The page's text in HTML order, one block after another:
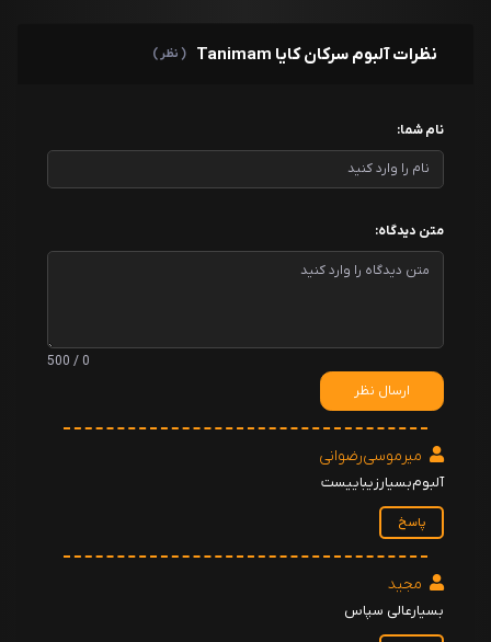
نظرات آلبوم سرکان کایا Tanimam ( نظر )
نام شما:
متن دیدگاه:
0 / 500
ارسال نظر
میرموسی‌رضوانی‌
آلبوم‌بسیار‌زیباییست‌
پاسخ
مجید
بسیارعالی سپاس